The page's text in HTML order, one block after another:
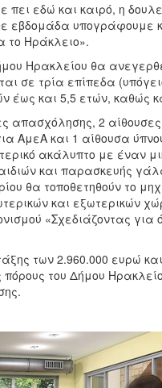
εδώ και καιρό, η
εβδομάδα υπογράφουμε
το Ηράκλειο».
Ηρακλείου θα
σε τρία επίπεδα
έως και 5,5 ετών, καθώς
απασχόλησης, 2 αίθουσες
ΑμεΑ και 1 αίθουσα
ακάλυπτο με έναν
και παρασκευής
θα τοποθετηθούν το
και εξωτερικών
«Σχεδιάζοντας
των 2.960.000 ευρώ
πόρους του Δήμου